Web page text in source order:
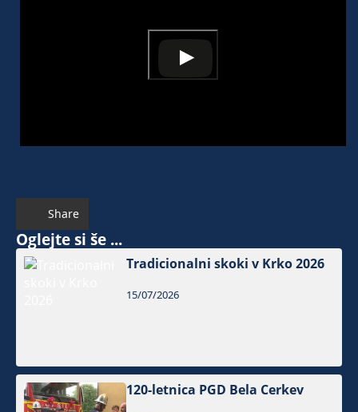
Share
Oglejte si še ...
Tradicionalni skoki v Krko 2026
15/07/2026
120-letnica PGD Bela Cerkev